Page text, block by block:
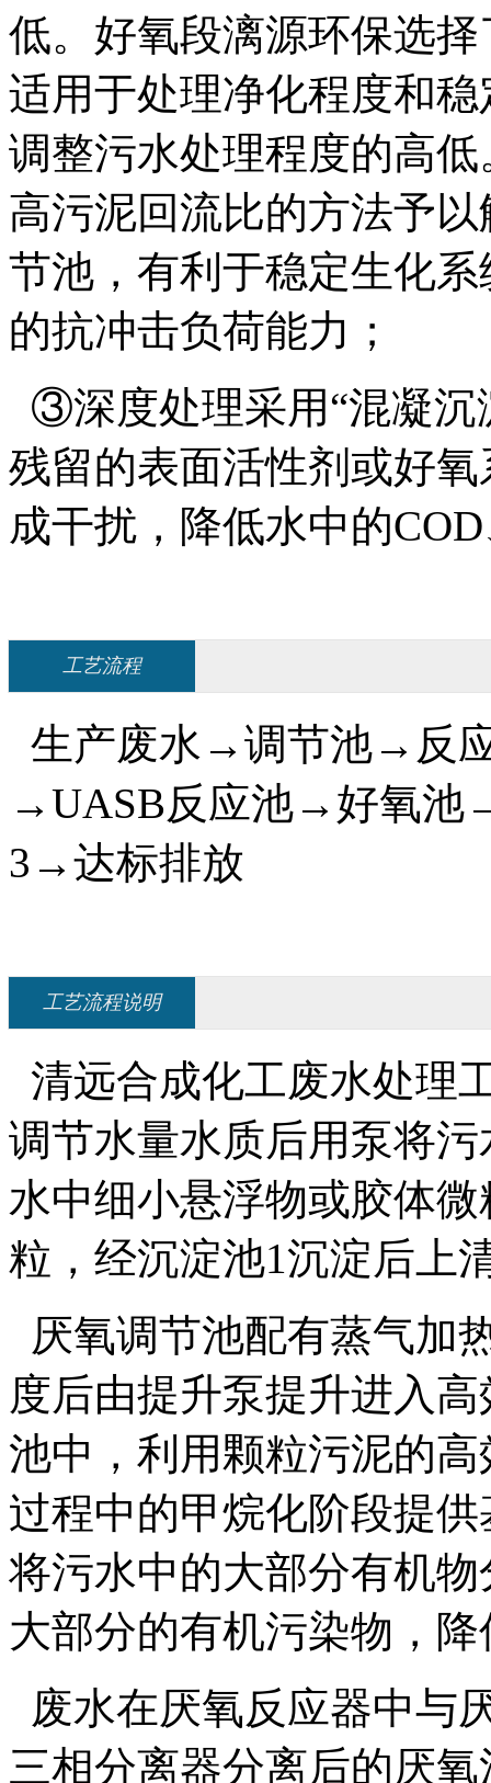
低。好氧段漓源环保选
适用于处理净化程度和
调整污水处理程度的高
高污泥回流比的方法予
节池，有利于稳定生化
的抗冲击负荷能力；
③深度处理采用“混凝沉
残留的表面活性剂或好
成干扰，降低水中的
工艺流程
生产废水→调节池→反
→UASB反应池→好氧
3→达标排放
工艺流程说明
清远合成化工废水处理
调节水量水质后用泵将
水中细小悬浮物或胶体
粒，经沉淀池1沉淀后上
厌氧调节池配有蒸气加
度后由提升泵提升进入
池中，利用颗粒污泥的
过程中的甲烷化阶段提
将污水中的大部分有机
大部分的有机污染物，
废水在厌氧反应器中与
三相分离器分离后的厌